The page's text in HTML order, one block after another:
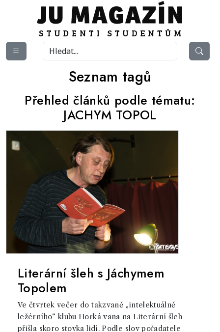
Seznam tagů
Přehled článků podle tématu:
JACHYM TOPOL
Literární šleh s Jáchymem
Topolem
Ve čtvrtek večer do takzvaně „intelektuálně
ležérního“ klubu Horká vana na Literární šleh
přišla skoro stovka lidí. Podle slov pořadatele